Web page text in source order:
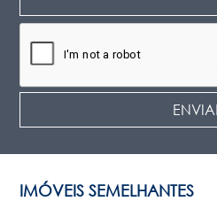
IMÓVEIS SEMELHANTES